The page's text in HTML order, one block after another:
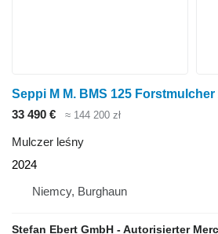
33 490 € ≈ 144 200 zł
Mulczer leśny
2024
Niemcy, Burghaun